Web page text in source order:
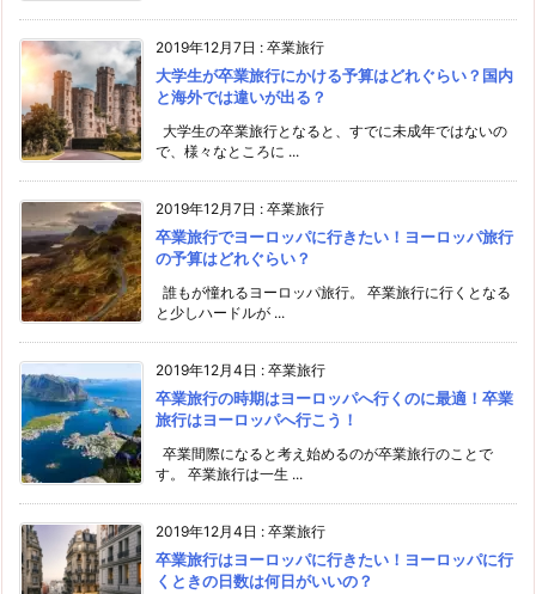
2019年12月7日 : 卒業旅行
大学生が卒業旅行にかける予算はどれぐらい？国内
と海外では違いが出る？
大学生の卒業旅行となると、すでに未成年ではないの
で、様々なところに ...
2019年12月7日 : 卒業旅行
卒業旅行でヨーロッパに行きたい！ヨーロッパ旅行
の予算はどれぐらい？
誰もが憧れるヨーロッパ旅行。 卒業旅行に行くとなる
と少しハードルが ...
2019年12月4日 : 卒業旅行
卒業旅行の時期はヨーロッパへ行くのに最適！卒業
旅行はヨーロッパへ行こう！
卒業間際になると考え始めるのが卒業旅行のことで
す。 卒業旅行は一生 ...
2019年12月4日 : 卒業旅行
卒業旅行はヨーロッパに行きたい！ヨーロッパに行
くときの日数は何日がいいの？